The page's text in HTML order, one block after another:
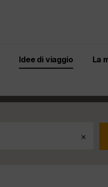
Idee di viaggio La